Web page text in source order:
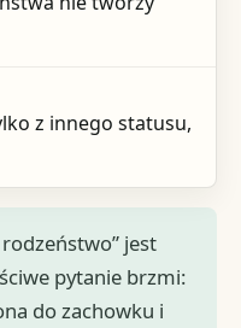
z innego statusu,
rodzeństwo” jest
pytanie brzmi:
do zachowku i